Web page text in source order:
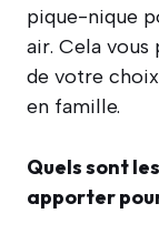
pique-nique
air. Cela vous
de votre
en famille.
Quels sont
apporter